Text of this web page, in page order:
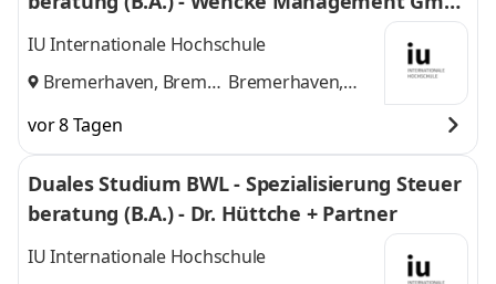
H
IU Internationale Hochschule
Bremerhaven, Bremen Bremerhaven,
vor 8 Tagen
Duales Studium BWL - Spezialisierung Steuer
beratung (B.A.) - Dr. Hüttche + Partner
IU Internationale Hochschule